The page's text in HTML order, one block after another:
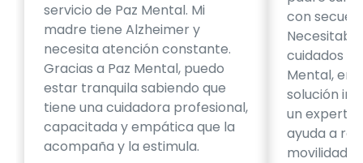
servicio de Paz Mental. Mi
madre tiene Alzheimer y
necesita atención constante.
Gracias a Paz Mental, puedo
estar tranquila sabiendo que
tiene una cuidadora profesional,
capacitada y empática que la
acompaña y la estimula.
con
cuidados
Mental,
solución
un experto
ayuda a
movilidad.